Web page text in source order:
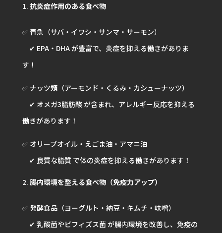
抗炎症作用のある食べ物
✅ 青魚（サバ・イワシ・サンマ・サーモン）
✔ EPA・DHA が豊富で、炎症を抑える働きがありま
す！
✅ ナッツ類（アーモンド・くるみ・カシューナッツ）
✔ オメガ3脂肪酸 が含まれ、アレルギー反応を抑える
働きがあります！
✅ オリーブオイル・えごま油・アマニ油
✔ 良質な脂質 で体の炎症を抑える働きがあります！
腸内環境を整える食べ物（免疫力アップ）
✅ 発酵食品（ヨーグルト・納豆・キムチ・味噌）
✔ 乳酸菌やビフィズス菌 が腸内環境を改善し、免疫の